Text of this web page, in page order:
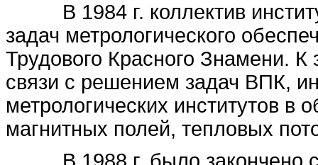
В 1984 г. коллектив
задач метрологического
Трудового Красного Знамени.
связи с решением задач ВПК,
метрологических институтов в
магнитных полей, тепловых